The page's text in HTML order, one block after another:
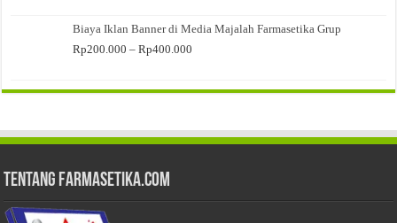
hingga
Biaya Iklan Banner di Media Majalah Farmasetika Grup
Rp200.000 – Rp400.000
hingga
Tentang Farmasetika.com